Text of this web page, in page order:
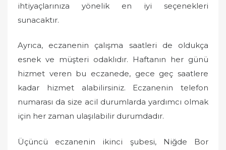
ihtiyaçlarınıza yönelik en iyi seçenekleri
sunacaktır.
Ayrıca, eczanenin çalışma saatleri de oldukça
esnek ve müşteri odaklıdır. Haftanın her günü
hizmet veren bu eczanede, gece geç saatlere
kadar hizmet alabilirsiniz. Eczanenin telefon
numarası da size acil durumlarda yardımcı olmak
için her zaman ulaşılabilir durumdadır.
Üçüncü eczanenin ikinci şubesi, Niğde Bor